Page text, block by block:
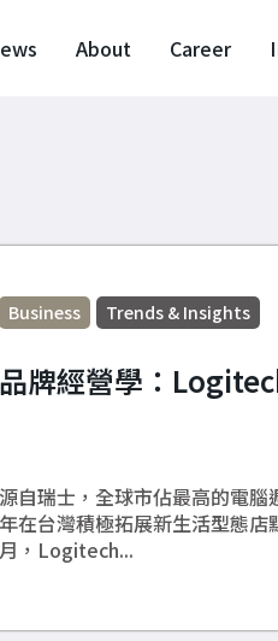
About Career
Business Trends & Insights
品牌經營學：
源自瑞士，全球市佔最高的電
年在台灣積極拓展新生活型態
月，Logitech...